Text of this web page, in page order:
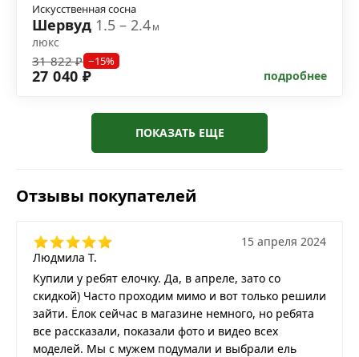
Искусственная сосна
Шервуд 1.5 – 2.4м
люкс
31 822 ₽ −15%
27 040 ₽ подробнее
ПОКАЗАТЬ ЕЩЕ
Отзывы покупателей
Людмила Т.
15 апреля 2024
Купили у ребят елочку. Да, в апреле, зато со
скидкой) Часто проходим мимо и вот только решили
зайти. Ёлок сейчас в магазине немного, но ребята
все рассказали, показали фото и видео всех
моделей. Мы с мужем подумали и выбрали ель